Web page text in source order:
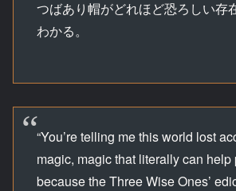
つばあり帽がどれほど恐ろしい存
わかる。
“You’re telling me this world lost
magic, magic that literally can help
because the Three Wise Ones’